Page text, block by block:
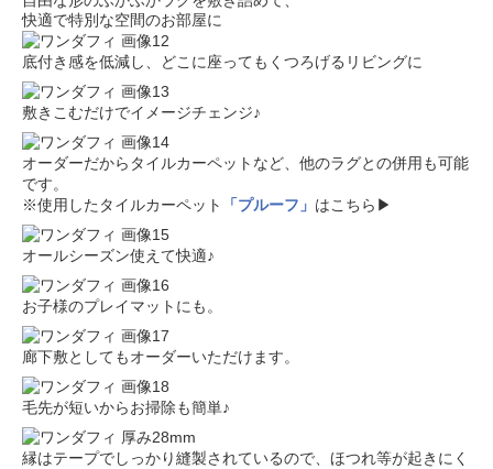
快適で特別な空間のお部屋に
底付き感を低減し、どこに座ってもくつろげるリビングに
敷きこむだけでイメージチェンジ♪
オーダーだからタイルカーペットなど、他のラグとの併用も可能
です。
※使用したタイルカーペット
「プルーフ」 はこちら▶
オールシーズン使えて快適♪
お子様のプレイマットにも。
廊下敷としてもオーダーいただけます。
毛先が短いからお掃除も簡単♪
縁はテープでしっかり縫製されているので、ほつれ等が起きにく